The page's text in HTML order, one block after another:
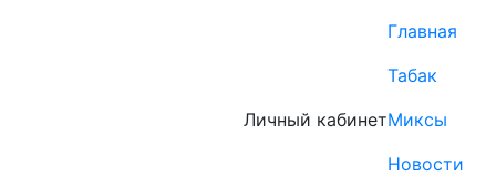
Личный кабинет
Главная
Табак
Миксы
Новости